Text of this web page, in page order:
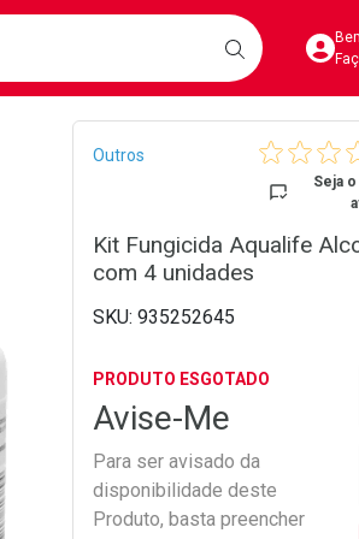
BUSCAR
Breadcrumb
Outros
Seja
Kit Fungicida Aqualife
com 4 unidades
935252645
PRODUTO ESGOTADO
Avise-Me
Para ser avisado da
disponibilidade deste
Produto, basta preencher